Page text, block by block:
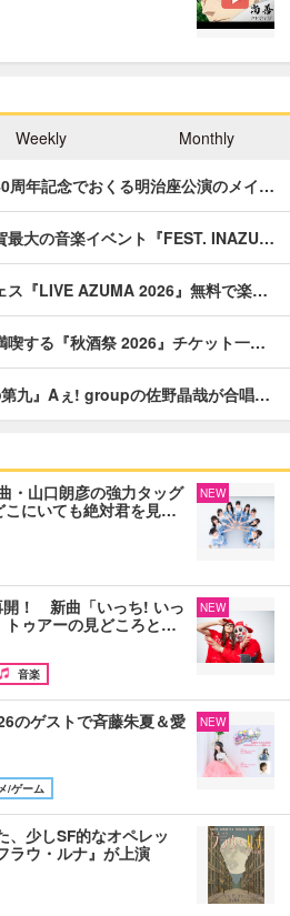
Weekly Monthly
周年記念でおくる明治座公演のメイ…
最大の音楽イベント『FEST. INAZU…
ス『LIVE AZUMA 2026』無料で楽…
喫する『秋酒祭 2026』チケット一…
第九』Aぇ! groupの佐野晶哉が合唱…
・山口朗彦の強力タッグ
こにいても絶対君を見…
NEW
！ 新曲「いっち! いっ
トゥアーの見どころと…
音楽
NEW
のゲストで斉藤朱夏＆愛
/ゲーム
NEW
、少しSF的なオペレッ
ウ・ルナ』が上演